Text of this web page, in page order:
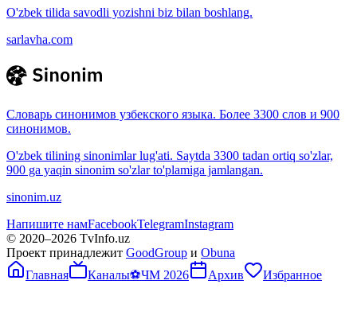
O'zbek tilida savodli yozishni biz bilan boshlang.
sarlavha.com
Словарь синонимов узбекского языка. Более 3300 слов и 900
синонимов.
O'zbek tilining sinonimlar lug'ati. Saytda 3300 tadan ortiq so'zlar,
900 ga yaqin sinonim so'zlar to'plamiga jamlangan.
sinonim.uz
Напишите намFacebookTelegramInstagram
© 2020–2026 TvInfo.uz
Проект принадлежит GoodGroup и Obuna
Главная
Каналы⚽ЧМ 2026 Архив Избранное